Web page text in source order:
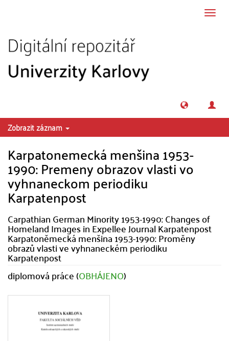
Zobrazit záznam
Karpatonemecká menšina 1953-
1990: Premeny obrazov vlasti vo
vyhnaneckom periodiku
Karpatenpost
Carpathian German Minority 1953-1990: Changes of
Homeland Images in Expellee Journal Karpatenpost
Karpatoněmecká menšina 1953-1990: Proměny
obrazů vlasti ve vyhnaneckém periodiku
Karpatenpost
diplomová práce (OBHÁJENO)